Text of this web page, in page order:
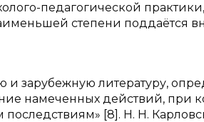
педагогической
степени поддаётся
и зарубежную литературу,
намеченных действий, при
[8]. Н. Н.